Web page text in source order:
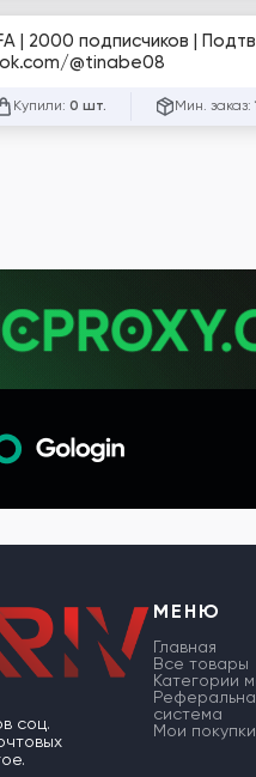
| 2000 подписчиков |
@tinabe08
Купили: 0 шт. Мин. заказ:
соц.
МЕНЮ
Главная
Все товары
Категории
система
Мои покупки